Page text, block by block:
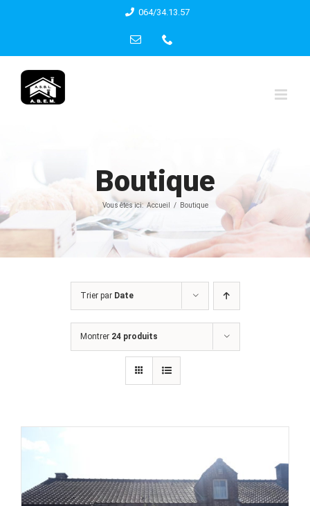
content
064/34.13.57
Email
Boutique
Vous êtes ici: Accueil Boutique
Trier par Date
Montrer 24 produits